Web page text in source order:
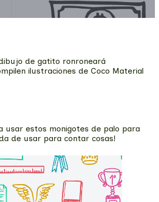
de gatito ronroneará
ilustraciones de Coco Material
usar estos monigotes de palo para
de usar para contar cosas!